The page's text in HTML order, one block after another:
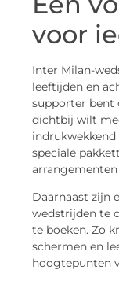
voor
Inter Milan-
leeftijden en
supporter bent
dichtbij wilt
indrukwekkend
speciale
Daarnaast zijn
wedstrijden te
te boeken. Zo
schermen en
hoogtepunten